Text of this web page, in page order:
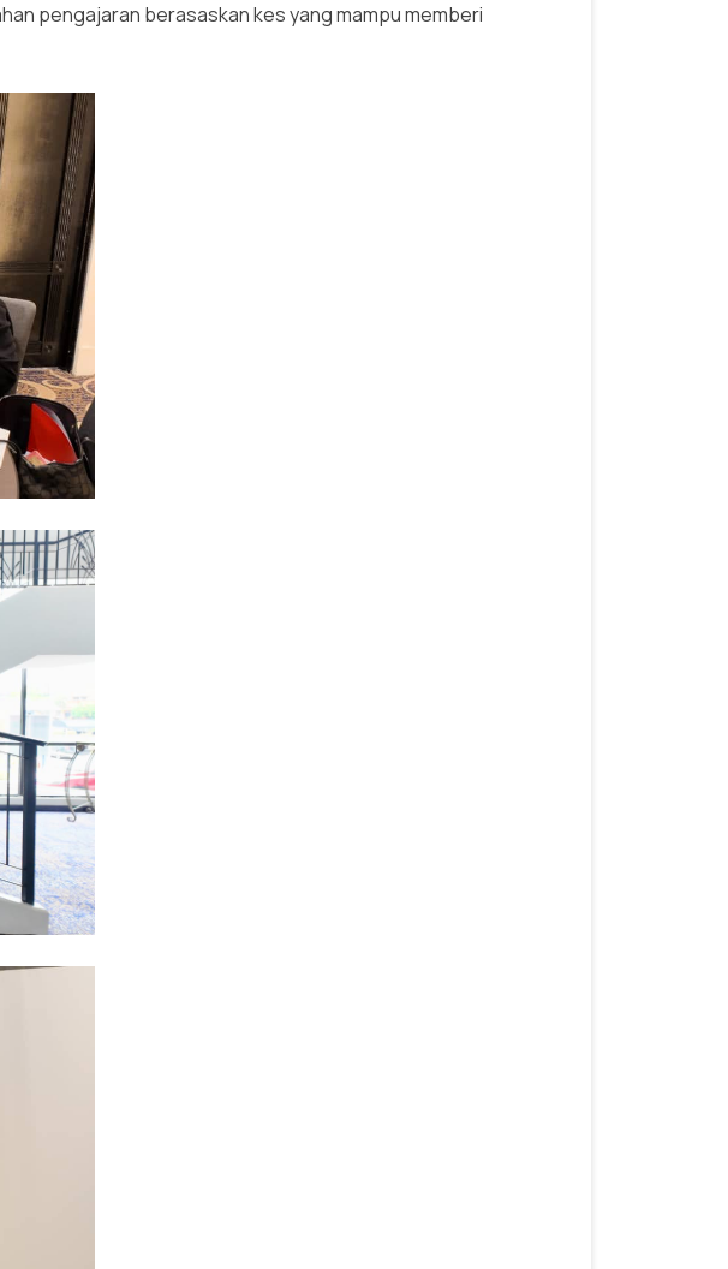
pengajaran berasaskan kes yang mampu memberi